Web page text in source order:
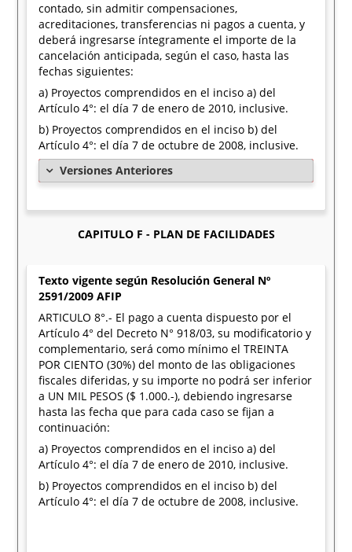
contado, sin admitir compensaciones,
acreditaciones, transferencias ni pagos a cuenta, y
deberá ingresarse íntegramente el importe de la
cancelación anticipada, según el caso, hasta las
fechas siguientes:
a) Proyectos comprendidos en el inciso a) del
Artículo 4°: el día 7 de enero de 2010, inclusive.
b) Proyectos comprendidos en el inciso b) del
Artículo 4°: el día 7 de octubre de 2008, inclusive.
Versiones Anteriores
CAPITULO F - PLAN DE FACILIDADES
Texto vigente según Resolución General Nº
2591/2009 AFIP
ARTICULO 8°.- El pago a cuenta dispuesto por el
Artículo 4° del Decreto N° 918/03, su modificatorio y
complementario, será como mínimo el TREINTA
POR CIENTO (30%) del monto de las obligaciones
fiscales diferidas, y su importe no podrá ser inferior
a UN MIL PESOS ($ 1.000.-), debiendo ingresarse
hasta las fecha que para cada caso se fijan a
continuación:
a) Proyectos comprendidos en el inciso a) del
Artículo 4°: el día 7 de enero de 2010, inclusive.
b) Proyectos comprendidos en el inciso b) del
Artículo 4°: el día 7 de octubre de 2008, inclusive.